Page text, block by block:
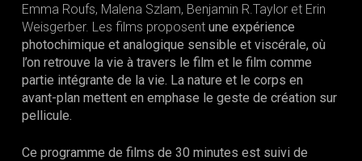
Emma Roufs, Malena Szlam, Benjamin R.Taylor et Erin
Weisgerber. Les films proposent une expérience
photochimique et analogique sensible et viscérale, où
l’on retrouve la vie à travers le film et le film comme
partie intégrante de la vie. La nature et le corps en
avant-plan mettent en emphase le geste de création sur
pellicule.
Ce programme de films de 30 minutes est suivi de